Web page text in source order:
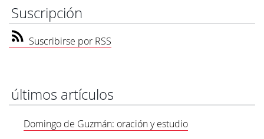
Suscripción
Suscribirse por RSS
últimos artículos
Domingo de Guzmán: oración y estudio